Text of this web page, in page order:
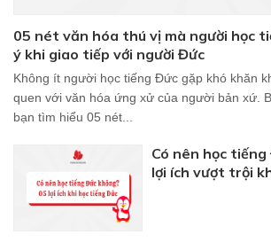
05 nét văn hóa thú vị mà người học
ý khi giao tiếp với người Đức
Không ít người học tiếng Đức gặp khó khăn
quen với văn hóa ứng xử của người bản xứ.
bạn tìm hiểu 05 nét...
Có nên học
lợi ích vượt trội